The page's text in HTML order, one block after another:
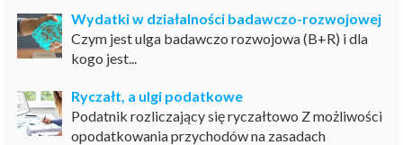
Wydatki w działalności badawczo-rozwojowej
Czym jest ulga badawczo rozwojowa (B+R) i dla
kogo jest...
Ryczałt, a ulgi podatkowe
Podatnik rozliczający się ryczałtowo Z możliwości
opodatkowania przychodów na zasadach